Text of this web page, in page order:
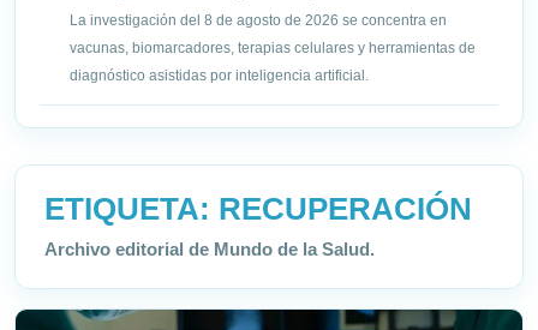
La investigación del 8 de agosto de 2026 se concentra en
vacunas, biomarcadores, terapias celulares y herramientas de
diagnóstico asistidas por inteligencia artificial.
ETIQUETA: RECUPERACIÓN
Archivo editorial de Mundo de la Salud.